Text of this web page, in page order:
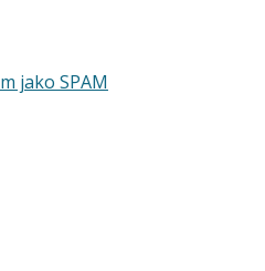
jako SPAM